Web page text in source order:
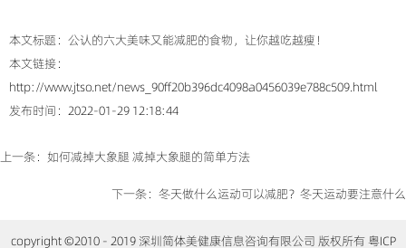
本文标题：公认的六大美味又能减肥的食物，让你越吃越瘦！
本文链接：
http://www.jtso.net/news_90ff20b396dc4098a0456039e788c509.html
发布时间：2022-01-29 12:18:44
上一条： 如何减掉大象腿 减掉大象腿的简单方法
下一条： 冬天做什么运动可以减肥？冬天运动要注意什么
copyright ©2010 - 2019 深圳简体美健康信息咨询有限公司 版权所有 粤ICP